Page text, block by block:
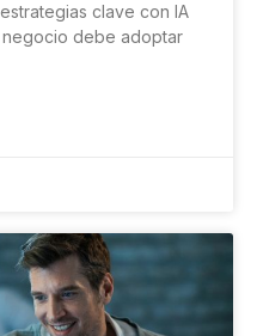
clave con IA
debe adoptar